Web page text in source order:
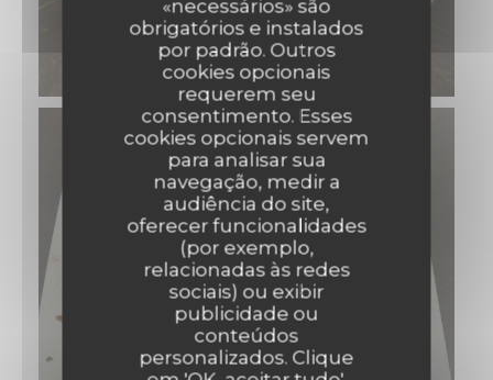
«necessários» são
obrigatórios e instalados
por padrão. Outros
cookies opcionais
requerem seu
consentimento. Esses
cookies opcionais servem
para analisar sua
navegação, medir a
audiência do site,
oferecer funcionalidades
(por exemplo,
relacionadas às redes
sociais) ou exibir
publicidade ou
conteúdos
personalizados. Clique